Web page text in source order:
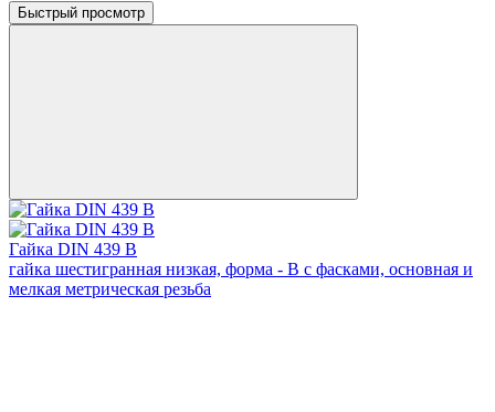
Быстрый просмотр
Гайка DIN 439 В
гайка шестигранная низкая, форма - В с фасками, основная и
мелкая метрическая резьба